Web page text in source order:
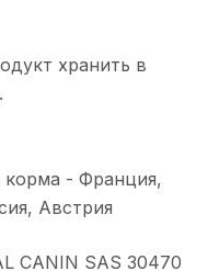
хранить в
корма - Франция,
Австрия
CANIN SAS 30470